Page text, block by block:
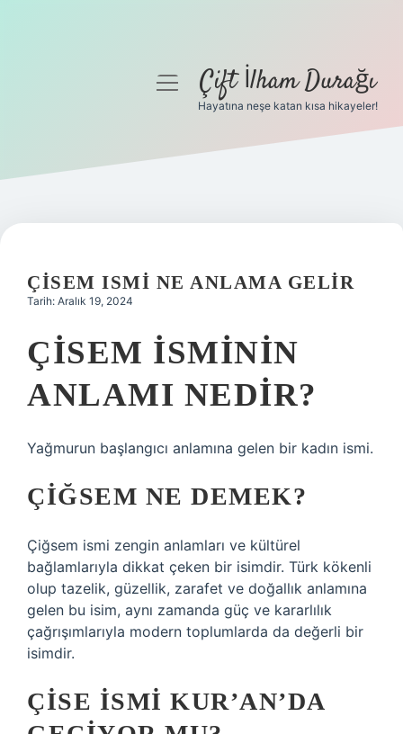
Gizlilik Politikası
Yasal Uyarı
menüyüÇift İlham Durağı
Hayatına neşe katan kısa hikayeler!
ÇISEM ISMI NE ANLAMA GELIR
Tarih: Aralık 19, 2024
ÇISEM ISMININ
ANLAMI NEDIR?
Yağmurun başlangıcı anlamına gelen bir kadın ismi.
ÇIĞSEM NE DEMEK?
Çiğsem ismi zengin anlamları ve kültürel
bağlamlarıyla dikkat çeken bir isimdir. Türk kökenli
olup tazelik, güzellik, zarafet ve doğallık anlamına
gelen bu isim, aynı zamanda güç ve kararlılık
çağrışımlarıyla modern toplumlarda da değerli bir
isimdir.
ÇISE ISMI KUR’AN’DA